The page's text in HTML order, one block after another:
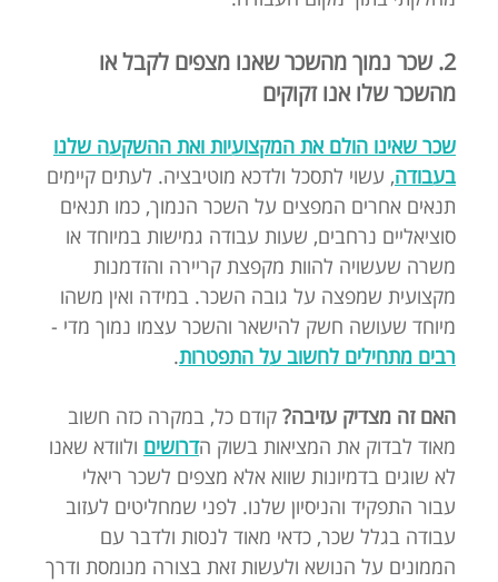
2. שכר נמוך מהשכר שאנו מצפים לקבל או
מהשכר שלו אנו זקוקים
שכר שאינו הולם את המקצועיות ואת ההשקעה שלנו
בעבודה, עשוי לתסכל ולדכא מוטיבציה. לעתים קיימים
תנאים אחרים המפצים על השכר הנמוך, כמו תנאים
סוציאליים נרחבים, שעות עבודה גמישות במיוחד או
משרה שעשויה להוות מקפצת קריירה והזדמנות
מקצועית שמפצה על גובה השכר. במידה ואין משהו
מיוחד שעושה חשק להישאר והשכר עצמו נמוך מדי -
רבים מתחילים לחשוב על התפטרות.
האם זה מצדיק עזיבה? קודם כל, במקרה כזה חשוב
מאוד לבדוק את המציאות בשוק הדרושים ולוודא שאנו
לא שוגים בדמיונות שווא אלא מצפים לשכר ריאלי
עבור התפקיד והניסיון שלנו. לפני שמחליטים לעזוב
עבודה בגלל שכר, כדאי מאוד לנסות ולדבר עם
הממונים על הנושא ולעשות זאת בצורה מנומסת ודרך